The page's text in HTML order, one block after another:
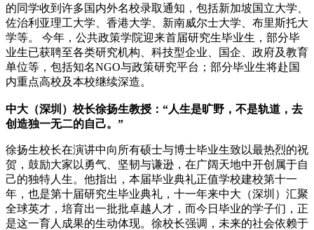
的同学收到许多国内外名校录取通知，包括新加坡国立大学、
佐治利亚理工大学、香港大学、新南威尔士大学、布里斯托大
学等。
今年，公共政策学院迎来首届研究生毕业生，部分毕
业生已获聘至各类研究机构、科技型企业、国企、政府及教育
单位等，包括知名NGO与政策研究平台；部分毕业生将赴国
内重点高校及本校继续深造。
中大（深圳）校长徐扬生教授：“人生是旷野，不是轨道，去
创造独一无二的自己。”
徐扬生校长在演讲中向所有硕士与博士毕业生致以最热烈的祝
贺，鼓励大家以勇气、坚韧与谦逊，在广阔天地中开创属于自
己的独特人生。他指出，本届毕业典礼正值学校建校第十一
年，也是第十届研究生毕业典礼，十一年来中大（深圳）汇聚
全球英才，培育出一批批卓越人才，而今日毕业的学子们，正
是这一育人成果的生动体现。徐校长强调，未来的社会依赖于